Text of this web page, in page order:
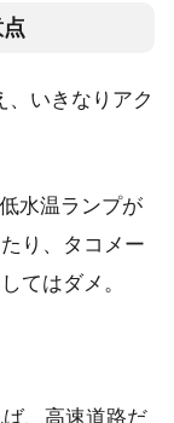
、いきなりアク
水温ランプが
り、タコメー
てはダメ。
、高速道路だ